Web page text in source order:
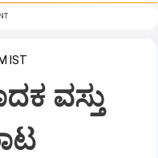
IST
ವಸ್ತು